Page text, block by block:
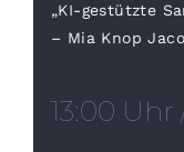
„KI-gestützte
– Mia Knop
13:00